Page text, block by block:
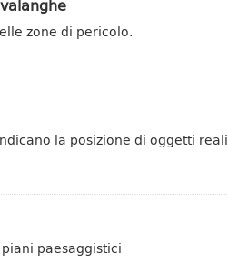
zone di pericolo.
la posizione di oggetti reali
paesaggistici